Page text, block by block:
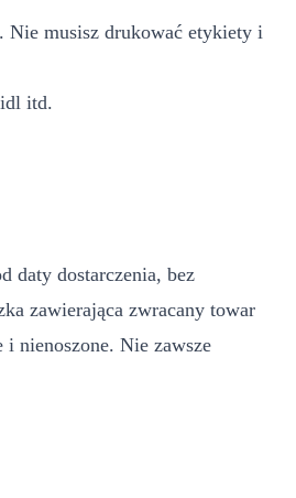
Nie musisz drukować etykiety i
itd.
daty dostarczenia, bez
zawierająca zwracany towar
i nienoszone. Nie zawsze